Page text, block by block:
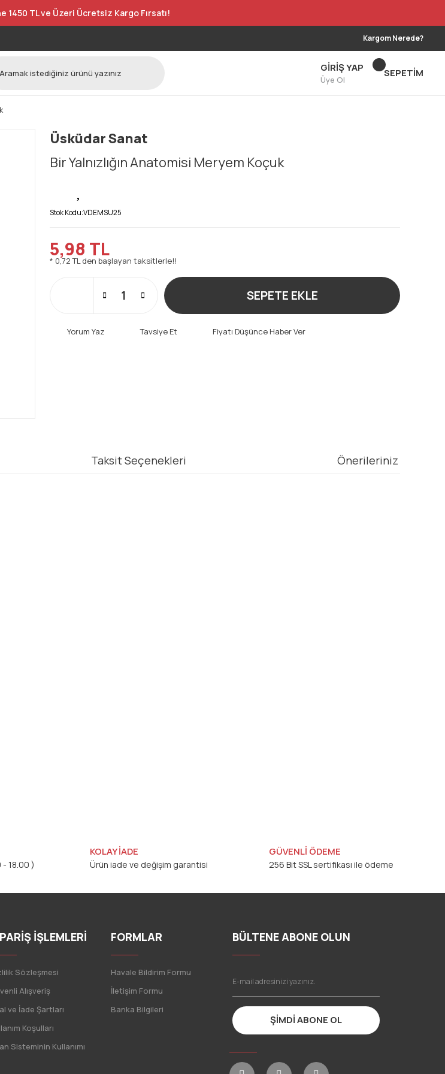
1450 TL ve Üzeri Ücretsiz Kargo Fırsatı!
Kargom Nerede?
GİRİŞ YAP
Üye Ol
SEPETİM
Üsküdar Sanat
Bir Yalnızlığın Anatomisi Meryem Koçuk
Stok Kodu:VDEMSU25
5,98 TL
* 0,72 TL den başlayan taksitlerle!!
SEPETE EKLE
Yorum Yaz Tavsiye Et Fiyatı Düşünce Haber Ver
Taksit Seçenekleri Önerileriniz
Gönder
18.00 )
KOLAY İADE
Ürün iade ve değişim garantisi
GÜVENLİ ÖDEME
256 Bit SSL sertifikası ile ödeme
İŞLEMLERİ
Sözleşmesi
Alışveriş
ve İade Şartları
Koşulları
Sisteminin Kullanımı
FORMLAR
Havale Bildirim Formu
İletişim Formu
Banka Bilgileri
BÜLTENE ABONE OLUN
ŞİMDİ ABONE OL